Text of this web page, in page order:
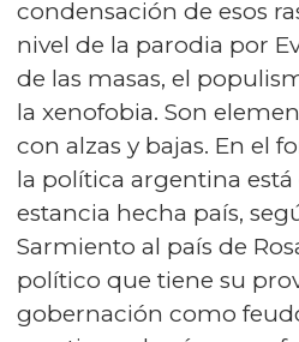
condensación de esos
nivel de la parodia por
de las masas, el
la xenofobia. Son
con alzas y bajas. En el
la política argentina está
estancia hecha país,
Sarmiento al país de
político que tiene su
gobernación como